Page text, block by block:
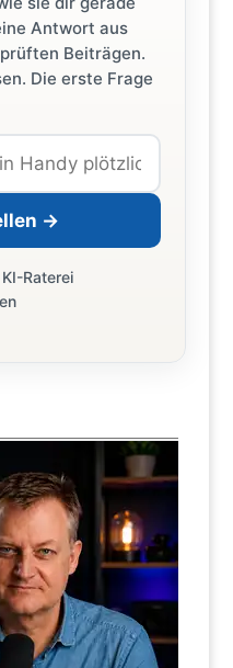
Antwort aus
Beiträgen.
Die erste Frage
→
Raterei